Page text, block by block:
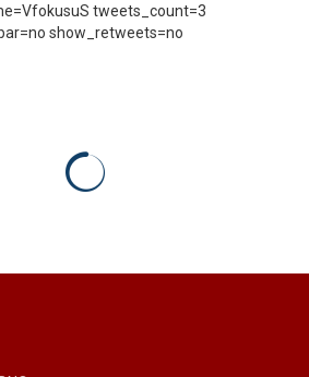
tweets_count=3
show_retweets=no